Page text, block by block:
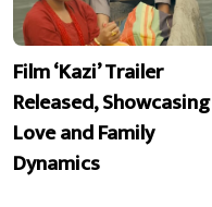
Film ‘Kazi’ Trailer
Released, Showcasing
Love and Family
Dynamics